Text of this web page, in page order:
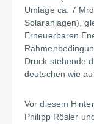
Umlage ca. 7
Solaranlagen),
Erneuerbaren
Druck stehende
deutschen wie
Vor diesem
Philipp Rösler